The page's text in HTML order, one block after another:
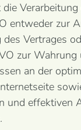
entweder zur
Vertrages
zur Wahrung
an der
und effektiven